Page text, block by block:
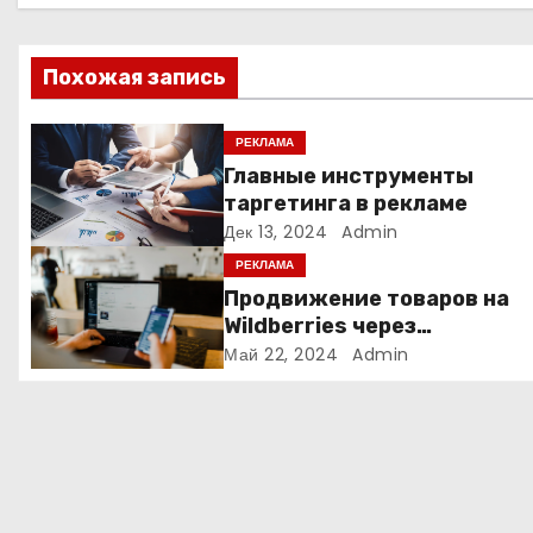
ц
и
я
п
о
з
а
Похожая запись
РЕКЛАМА
Главные инструменты
таргетинга в рекламе
Дек 13, 2024 Admin
РЕКЛАМА
Продвижение товаров на
Wildberries через
Яндекс.Директ в 2024
Май 22, 2024 Admin